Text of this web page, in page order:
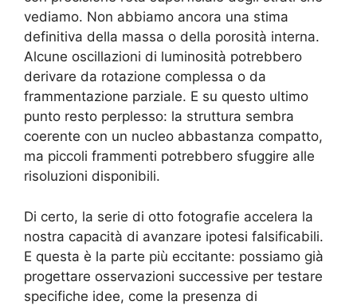
vediamo. Non abbiamo ancora una stima
definitiva della massa o della porosità interna.
Alcune oscillazioni di luminosità potrebbero
derivare da rotazione complessa o da
frammentazione parziale. E su questo ultimo
punto resto perplesso: la struttura sembra
coerente con un nucleo abbastanza compatto,
ma piccoli frammenti potrebbero sfuggire alle
risoluzioni disponibili.
Di certo, la serie di otto fotografie accelera la
nostra capacità di avanzare ipotesi falsificabili.
E questa è la parte più eccitante: possiamo già
progettare osservazioni successive per testare
specifiche idee, come la presenza di